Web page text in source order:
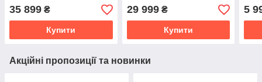
35 899 ₴
Купити
29 999₴
Купити
5
Акційні пропозиції та новинки